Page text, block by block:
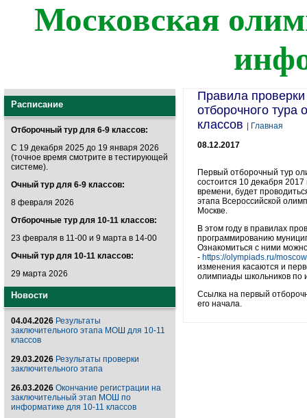
Московская
Расписание
Отборочный тур для 6-9 классов:
С 19 декабря 2025 до 19 января 2026
(точное время смотрите в тестирующей
системе).
Очный тур для 6-9 классов:
8 февраля 2026
Отборочные тур для 10-11 классов:
23 февраля в 11-00 и 9 марта в 14-00
Очный тур для 10-11 классов:
29 марта 2026
Новости
04.04.2026 Результаты
заключительного этапа МОШ для 10-11
классов
29.03.2026 Результаты проверки
заключительного этапа
26.03.2026 Окончание регистрации на
заключительный этап МОШ по
информатике для 10-11 классов
Правила
отборочного
классов
| Главная
08.12.2017
Первый отборочный тур
состоится 10 декабря 2017
времени, будет
этапа Всероссийской
Москве.
В этом году в правилах
программированию
Ознакомиться с ними
- https://olympiads.ru/
изменения касаются и
олимпиады школьников по
Ссылка на первый
его начала.